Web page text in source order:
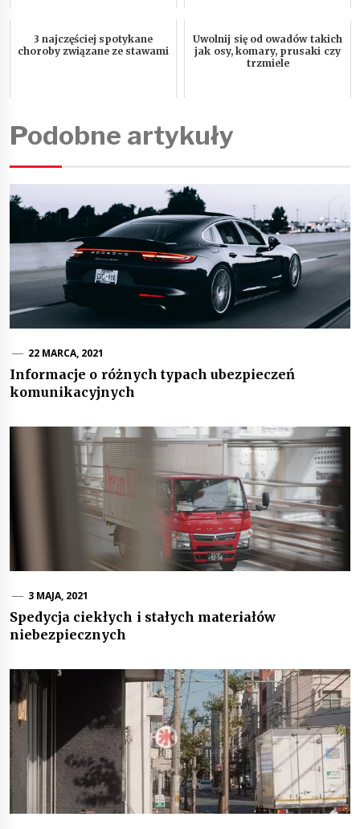
3 najczęściej spotykane
choroby związane ze stawami
Uwolnij się od owadów takich
jak osy, komary, prusaki czy
trzmiele
Podobne artykuły
22 MARCA, 2021
Informacje o różnych typach ubezpieczeń
komunikacyjnych
3 MAJA, 2021
Spedycja ciekłych i stałych materiałów
niebezpiecznych